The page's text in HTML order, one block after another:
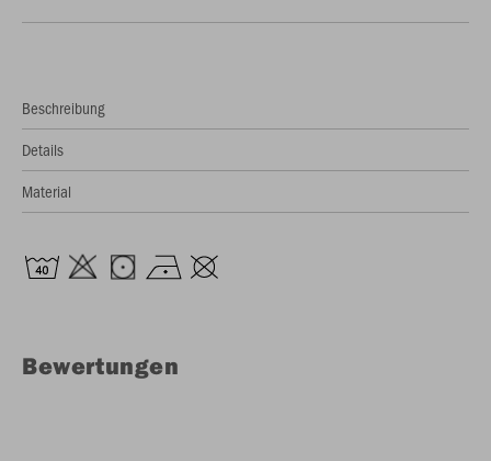
Beschreibung
Details
Material
Bewertungen